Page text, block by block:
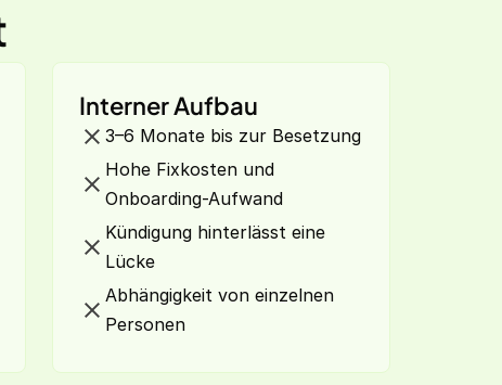
Interner Aufbau
3–6 Monate bis zur Besetzung
Hohe Fixkosten und
Onboarding-Aufwand
Kündigung hinterlässt eine
Lücke
Abhängigkeit von einzelnen
Personen